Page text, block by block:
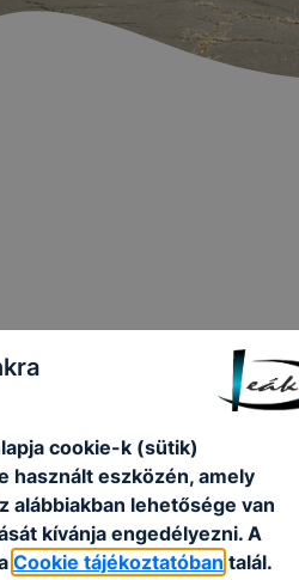
🔎
hónapban
cookie-k (sütik)
használt eszközén, amely
alábbiakban lehetősége van
kívánja engedélyezni. A
Cookie tájékoztatóban talál.